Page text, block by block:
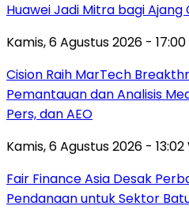
Huawei Jadi Mitra bagi Ajang
Kamis, 6 Agustus 2026 - 17:00
Cision Raih MarTech
Pemantauan dan Analisis
Pers, dan AEO
Kamis, 6 Agustus 2026 - 13:02
Fair Finance Asia Desak
Pendanaan untuk Sektor